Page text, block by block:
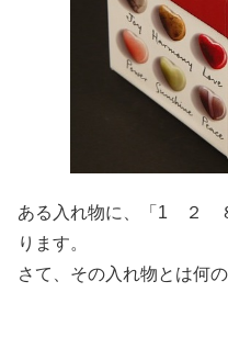
ある入れ物に、「1 ２
ります。
さて、その入れ物とは何